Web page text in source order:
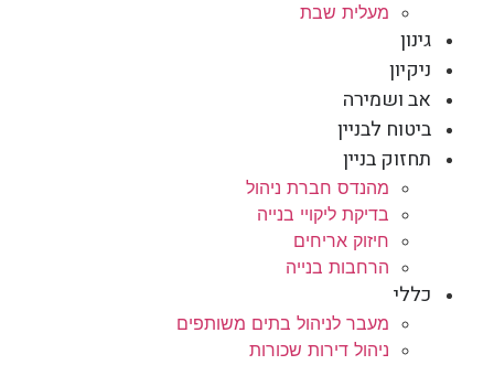
מעלית שבת
גינון
ניקיון
אב ושמירה
ביטוח לבניין
תחזוק בניין
מהנדס חברת ניהול
בדיקת ליקויי בנייה
חיזוק אריחים
הרחבות בנייה
כללי
מעבר לניהול בתים משותפים
ניהול דירות שכורות